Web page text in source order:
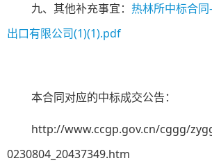
九、其他补充事宜： 热林所中标合
出口有限公司(1)(1).pdf
本合同对应的中标成交公告：
http://www.ccgp.gov.cn/cggg/
0230804_20437349.htm